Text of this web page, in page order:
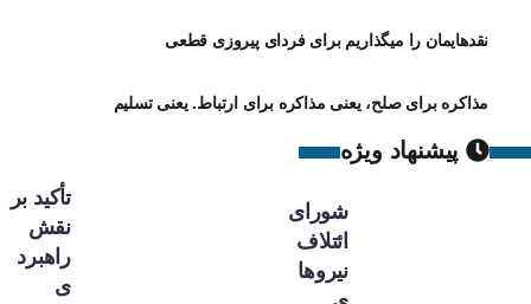
نقدهایمان را میگذاریم برای فردای پیروزی قطعی
مذاکره برای صلح، یعنی مذاکره برای ارتباط. یعنی تسلیم
پیشنهاد ویژه
شورای
ائتلاف
نیروها
تأکید بر
نقش
راهبرد
ی